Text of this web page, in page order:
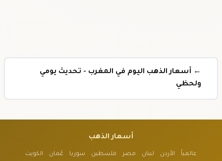
← أسعار الذهب اليوم في المغرب - تحديث يومي
ولحظي
أسعار الذهب
عالمياً الأردن لبنان مصر فلسطين سوريا عُمان الكويت